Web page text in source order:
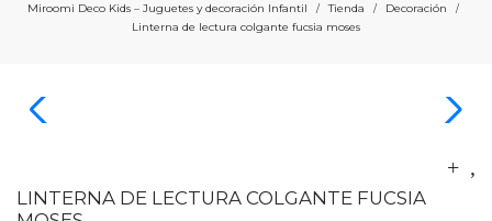
Miroomi Deco Kids – Juguetes y decoración Infantil / Tienda / Decoración /
Linterna de lectura colgante fucsia moses
LINTERNA DE LECTURA COLGANTE FUCSIA